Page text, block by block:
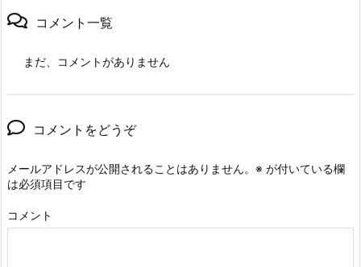
コメント一覧
まだ、コメントがありません
コメントをどうぞ
メールアドレスが公開されることはありません。 ※ が付いている欄
は必須項目です
コメント